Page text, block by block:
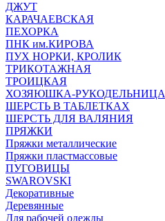
ДЖУТ
КАРАЧАЕВСКАЯ
ПЕХОРКА
ПНК им.КИРОВА
ПУХ НОРКИ, КРОЛИК
ТРИКОТАЖНАЯ
ТРОИЦКАЯ
ХОЗЯЮШКА-РУКОДЕЛЬНИЦА
ШЕРСТЬ В ТАБЛЕТКАХ
ШЕРСТЬ ДЛЯ ВАЛЯНИЯ
ПРЯЖКИ
Пряжки металлические
Пряжки пластмассовые
ПУГОВИЦЫ
SWAROVSKI
Декоративные
Деревянные
Для рабочей одежды